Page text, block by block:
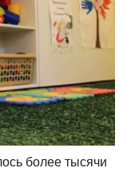
более тысячи